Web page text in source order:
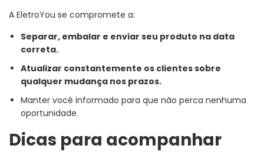
A EletroYou se compromete a:
Separar, embalar e enviar seu produto na data
correta.
Atualizar constantemente os clientes sobre
qualquer mudança nos prazos.
Manter você informado para que não perca nenhuma
oportunidade.
Dicas para acompanhar